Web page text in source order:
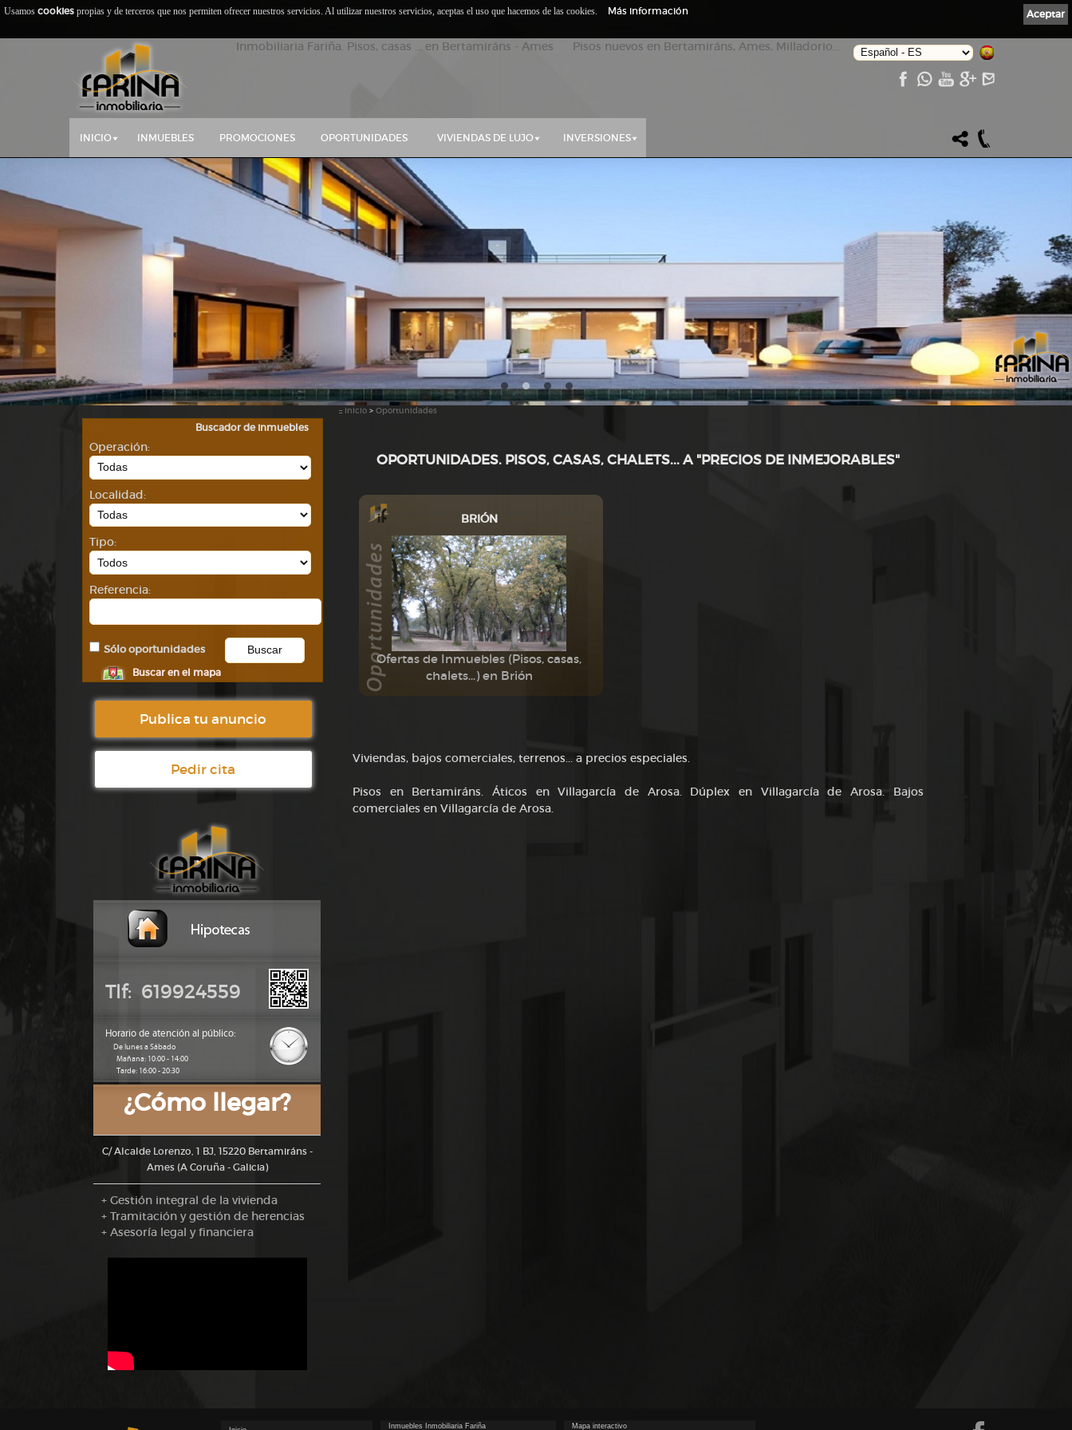
Inmobiliaria Fariña. Pisos, casas ... en Bertamiráns - Ames Pisos nuevos en Bertamiráns, Ames, Milladorio...
INICIO INMUEBLES PROMOCIONES OPORTUNIDADES VIVIENDAS DE LUJO INVERSIONES
Buscador de inmuebles
Operación:
Localidad:
Tipo:
Referencia:
Sólo oportunidades
Buscar en el mapa
Publica tu anuncio
Pedir cita
Tlf: 619924559
Horario de atención al público:
De lunes a Sábado
Mañana: 10:00 - 14:00
Tarde: 16:00 - 20:30
¿Cómo llegar?
C/ Alcalde Lorenzo, 1 BJ, 15220 Bertamiráns -
Ames (A Coruña - Galicia)
+ Gestión integral de la vivienda
+ Tramitación y gestión de herencias
+ Asesoría legal y financiera
:: Inicio > Oportunidades
OPORTUNIDADES. PISOS, CASAS, CHALETS... A "PRECIOS DE INMEJORABLES"
BRIÓN
Ofertas de Inmuebles (Pisos, casas,
chalets...) en Brión
Viviendas, bajos comerciales, terrenos... a precios especiales.
Pisos en Bertamiráns. Áticos en Villagarcía de Arosa. Dúplex en Villagarcía de Arosa. Bajos
comerciales en Villagarcía de Arosa.
Inmuebles Inmobiliaria Fariña Mapa interactivo
Aceptar
Usamos cookies propias y de terceros que nos permiten ofrecer nuestros servicios. Al utilizar nuestros servicios, aceptas el uso que hacemos de las cookies. Más información